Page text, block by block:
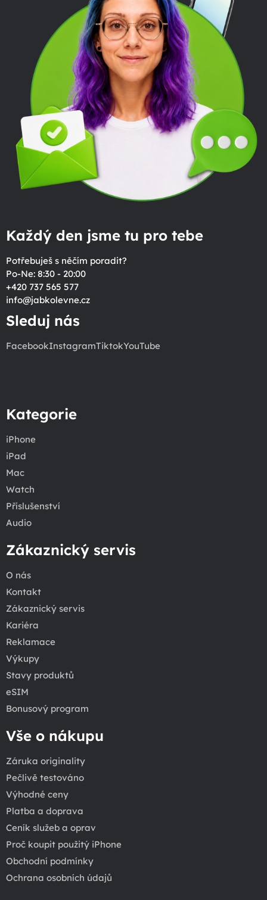
Každý den jsme tu pro tebe
Potřebuješ s něčím poradit?
Po-Ne: 8:30 - 20:00
+420 737 565 577
info@jabkolevne.cz
Sleduj nás
FacebookInstagramTiktokYouTube
Kategorie
iPhone
iPad
Mac
Watch
Příslušenství
Audio
Zákaznický servis
O nás
Kontakt
Zákaznický servis
Kariéra
Reklamace
Výkupy
Stavy produktů
eSIM
Bonusový program
Vše o nákupu
Záruka originality
Pečlivě testováno
Výhodné ceny
Platba a doprava
Ceník služeb a oprav
Proč koupit použitý iPhone
Obchodní podmínky
Ochrana osobních údajů